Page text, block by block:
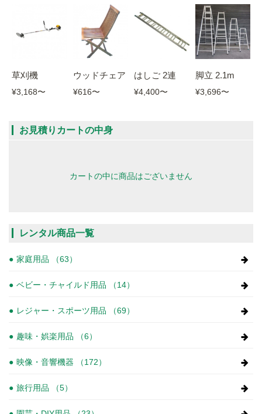
草刈機
¥3,168〜
ウッドチェア
¥616〜
はしご 2連
¥4,400〜
脚立 2.1m
¥3,696〜
お見積りカートの中身
カートの中に商品はございません
レンタル商品一覧
家庭用品 （63）
ベビー・チャイルド用品 （14）
レジャー・スポーツ用品 （69）
趣味・娯楽用品 （6）
映像・音響機器 （172）
旅行用品 （5）